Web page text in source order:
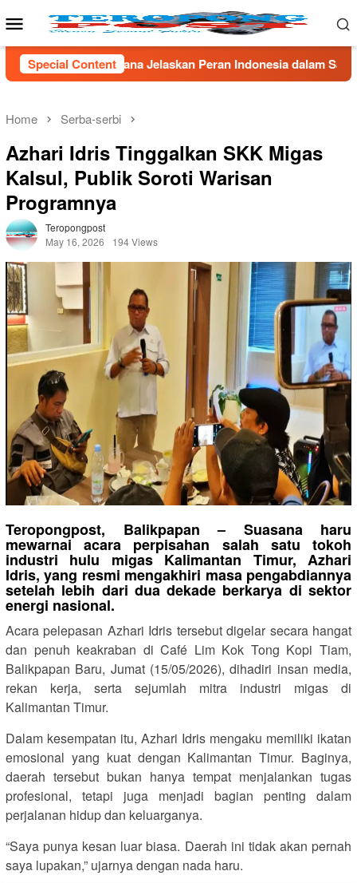
to
Mobile
Menu
Special Content
Peran Indonesia dalam Sains Global *Tak Berkutik!
Home Serba-serbi
Azhari Idris Tinggalkan SKK Migas
Kalsul, Publik Soroti Warisan
Programnya
Teropongpost
May 16, 2026
194 Views
Teropongpost, Balikpapan – Suasana haru
mewarnai acara perpisahan salah satu tokoh
industri hulu migas Kalimantan Timur, Azhari
Idris, yang resmi mengakhiri masa pengabdiannya
setelah lebih dari dua dekade berkarya di sektor
energi nasional.
Acara pelepasan Azhari Idris tersebut digelar secara hangat
dan penuh keakraban di Café Lim Kok Tong Kopi Tiam,
Balikpapan Baru, Jumat (15/05/2026), dihadiri insan media,
rekan kerja, serta sejumlah mitra industri migas di
Kalimantan Timur.
Dalam kesempatan itu, Azhari Idris mengaku memiliki ikatan
emosional yang kuat dengan Kalimantan Timur. Baginya,
daerah tersebut bukan hanya tempat menjalankan tugas
profesional, tetapi juga menjadi bagian penting dalam
perjalanan hidup dan keluarganya.
“Saya punya kesan luar biasa. Daerah ini tidak akan pernah
saya lupakan,” ujarnya dengan nada haru.